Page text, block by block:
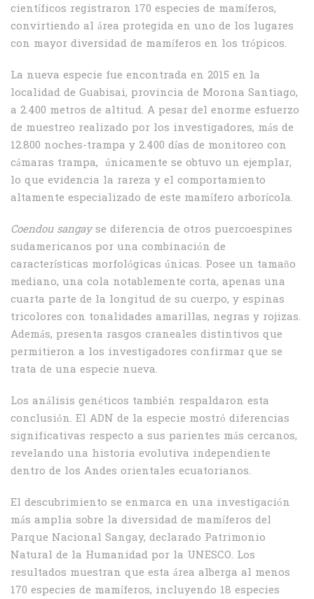
científicos registraron 170 especies de mamíferos,
convirtiendo al área protegida en uno de los lugares
con mayor diversidad de mamíferos en los trópicos.
La nueva especie fue encontrada en 2015 en la
localidad de Guabisai, provincia de Morona Santiago,
a 2.400 metros de altitud. A pesar del enorme esfuerzo
de muestreo realizado por los investigadores, más de
12.800 noches-trampa y 2.400 días de monitoreo con
cámaras trampa, únicamente se obtuvo un ejemplar,
lo que evidencia la rareza y el comportamiento
altamente especializado de este mamífero arborícola.
Coendou sangayse diferencia de otros puercoespines
sudamericanos por una combinación de
características morfológicas únicas. Posee un tamaño
mediano, una cola notablemente corta, apenas una
cuarta parte de la longitud de su cuerpo, y espinas
tricolores con tonalidades amarillas, negras y rojizas.
Además, presenta rasgos craneales distintivos que
permitieron a los investigadores confirmar que se
trata de una especie nueva.
Los análisis genéticos también respaldaron esta
conclusión. El ADN de la especie mostró diferencias
significativas respecto a sus parientes más cercanos,
revelando una historia evolutiva independiente
dentro de los Andes orientales ecuatorianos.
El descubrimiento se enmarca en una investigación
más amplia sobre la diversidad de mamíferos del
Parque Nacional Sangay, declarado Patrimonio
Natural de la Humanidad por la UNESCO. Los
resultados muestran que esta área alberga al menos
170 especies de mamíferos, incluyendo 18 especies